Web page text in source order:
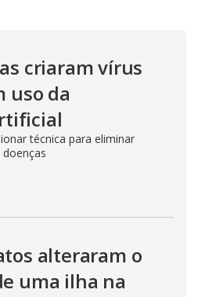
criaram vírus
uso da
técnica para eliminar
alteraram o
uma ilha na